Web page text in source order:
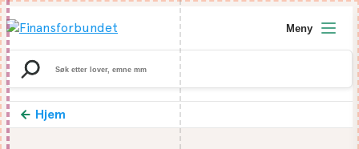
Search
for:
Meny
Hjem